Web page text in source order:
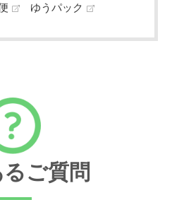
ゆうパック
ご質問